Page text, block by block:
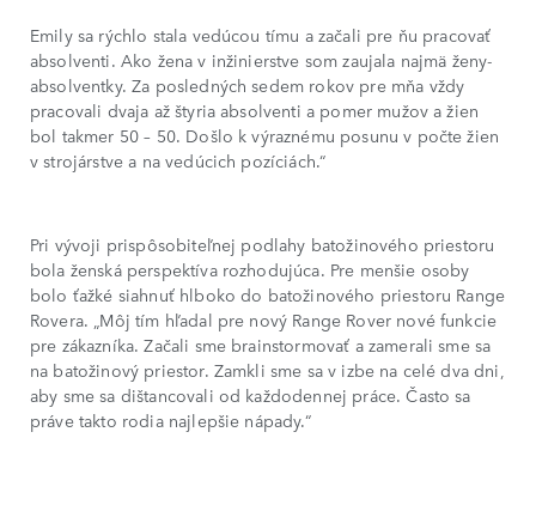
Emily sa rýchlo stala vedúcou tímu a začali pre ňu pracovať
absolventi. Ako žena v inžinierstve som zaujala najmä ženy-
absolventky. Za posledných sedem rokov pre mňa vždy
pracovali dvaja až štyria absolventi a pomer mužov a žien
bol takmer 50 – 50. Došlo k výraznému posunu v počte žien
v strojárstve a na vedúcich pozíciách.“
Pri vývoji prispôsobiteľnej podlahy batožinového priestoru
bola ženská perspektíva rozhodujúca. Pre menšie osoby
bolo ťažké siahnuť hlboko do batožinového priestoru Range
Rovera. „Môj tím hľadal pre nový Range Rover nové funkcie
pre zákazníka. Začali sme brainstormovať a zamerali sme sa
na batožinový priestor. Zamkli sme sa v izbe na celé dva dni,
aby sme sa dištancovali od každodennej práce. Často sa
práve takto rodia najlepšie nápady.“